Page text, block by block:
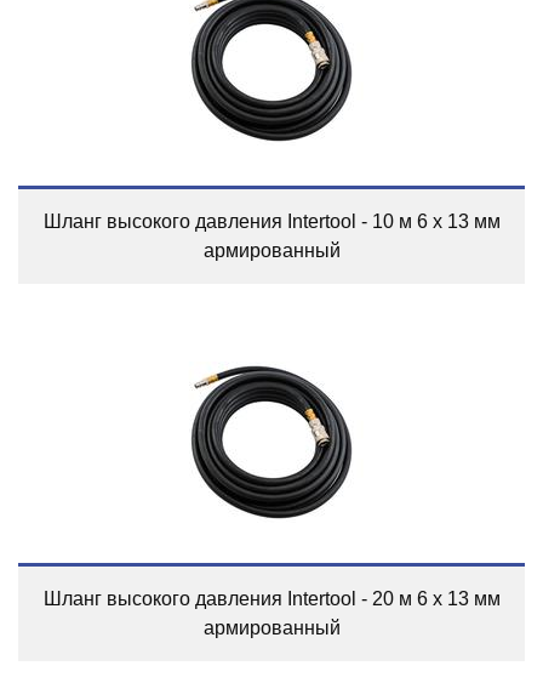
Шланг высокого давления Intertool - 10 м 6 х 13 мм
армированный
Шланг высокого давления Intertool - 20 м 6 х 13 мм
армированный